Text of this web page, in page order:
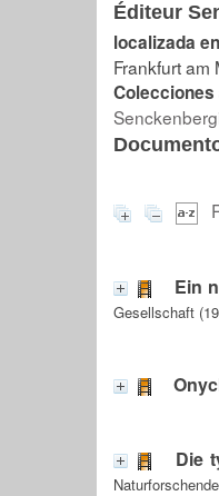
Éditeur
localizada
Frankfurt am
Ein
Gesellschaft
Die